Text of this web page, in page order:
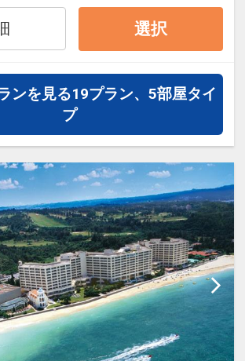
テムあり。
プール（4～10月）フィット
ム、Wi-Fi利用無料。
子様特典〉無料で離乳食のご
致します。※保護者の方と同
利用の場合に限る。※要事前
子様特典〉お子様用ルームウ
スリッパご準備致します。
選択
ンを見る19プラン、5部屋タイ
プ